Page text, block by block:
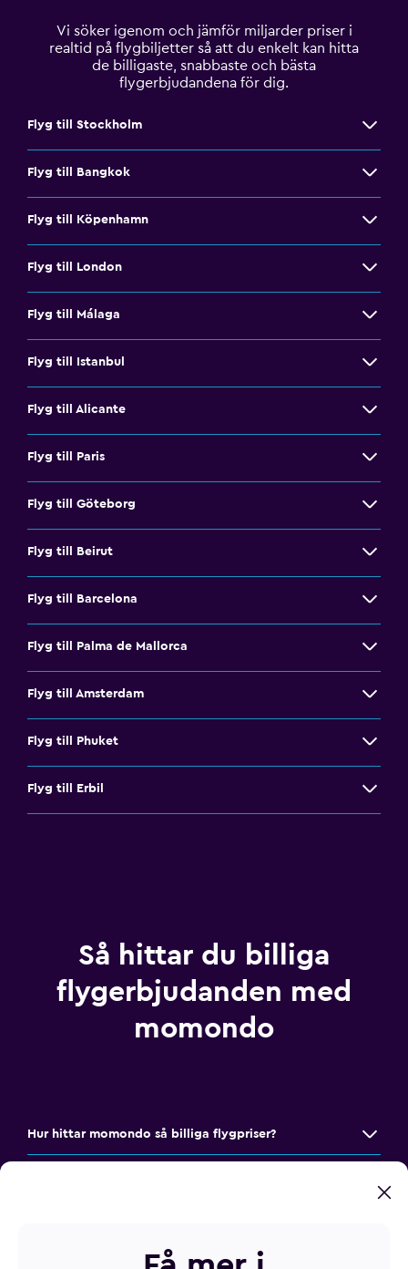
Vi söker igenom och jämför miljarder priser i
realtid på flygbiljetter så att du enkelt kan hitta
de billigaste, snabbaste och bästa
flygerbjudandena för dig.
Flyg till Stockholm
Flyg till Bangkok
Flyg till Köpenhamn
Flyg till London
Flyg till Málaga
Flyg till Istanbul
Flyg till Alicante
Flyg till Paris
Flyg till Göteborg
Flyg till Beirut
Flyg till Barcelona
Flyg till Palma de Mallorca
Flyg till Amsterdam
Flyg till Phuket
Flyg till Erbil
Så hittar du billiga
flygerbjudanden med
momondo
Hur hittar momondo så billiga flygpriser?
Hur kan jag se till att jag inte missar ett